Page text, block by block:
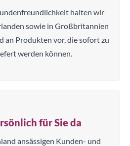
halten wir
sowie in Großbritannien
an Produkten vor, die sofort zu
werden können.
für Sie da
ansässigen Kunden- und